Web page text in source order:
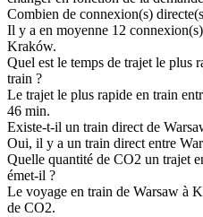
Combien de connexion(s)
Il y a en moyenne 12
Kraków.
Quel est le temps de trajet le plus
train ?
Le trajet le plus rapide en train
46 min.
Existe-t-il un train direct de
Oui, il y a un train direct entre
Quelle quantité de CO2 un trajet
émet-il ?
Le voyage en train de Warsaw à
de CO2.